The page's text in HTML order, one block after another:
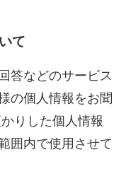
て
答などのサービス
の個人情報をお聞
りした個人情報
囲内で使用させて